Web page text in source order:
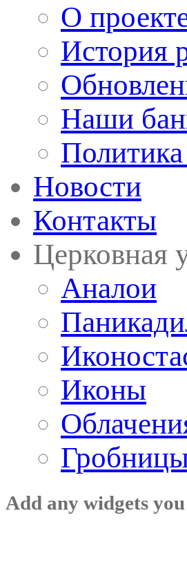
О
История
Наши
Новости
Контакты
Церковная
Аналои
Иконы
Add any widgets